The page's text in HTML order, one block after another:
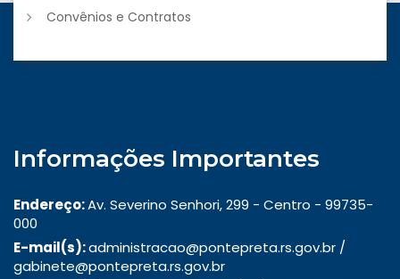
Convênios e Contratos
Informações Importantes
Endereço:Av. Severino Senhori, 299 - Centro - 99735-
000
E-mail(s):administracao@pontepreta.rs.gov.br /
gabinete@pontepreta.rs.gov.br